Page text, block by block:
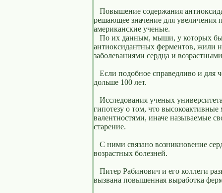
Повышение содержания
решающее значение для увеличения
американские ученые.
По их данным, мыши, у которых
антиоксидантных ферментов, жили
заболеваниями сердца и
Если подобное справедливо и для
дольше 100 лет.
Исследования ученых
гипотезу о том, что
валентностями, иначе называемые
старение.
С ними связано возникновение
возрастных болезней.
Питер Рабинович и его коллеги
вызвана повышенная выработка